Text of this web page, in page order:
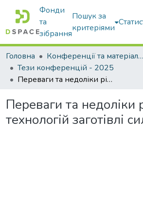
Фонди
та
зібрання
Пошук за
критеріями
Головна
Конференції та матеріали конференцій
Тези конференцій - 2025
Переваги та недоліки різних технологій заготівлі силосу
Переваги та недоліки
технологій заготівлі